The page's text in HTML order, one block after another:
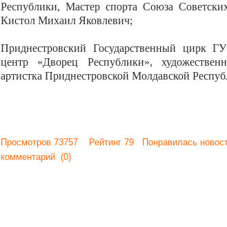
Республики, Мастер спорта Союза
Кистол Михаил Яковлевич;
Приднестровский Государственный цирк
центр «Дворец Республики»,
артистка Приднестровской Молдавской
Просмотров 73757 Рейтинг 79 Понравилась
комментарий (0)